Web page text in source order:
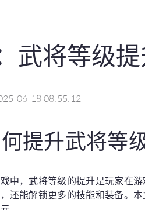
武将等级
06-18 08:55:12
提升武将等
中，武将等级的提升是玩家在
还能解锁更多的技能和装备。